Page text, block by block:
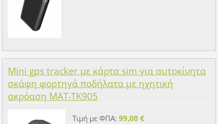
Mini gps tracker με κάρτα sim για αυτοκίνητα
σκάφη φορτηγά ποδήλατα με ηχητική
ακρόαση MAT-TK905
Τιμή με ΦΠΑ: 99,00 €